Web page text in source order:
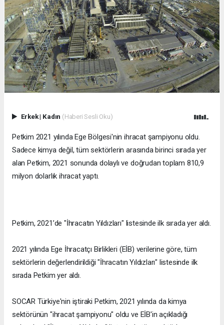
Erkek| Kadın (Haberi Sesli Oku)
Petkim 2021 yılında Ege Bölgesi'nin ihracat şampiyonu oldu.
Sadece kimya değil, tüm sektörlerin arasında birinci sırada yer
alan Petkim, 2021 sonunda dolaylı ve doğrudan toplam 810,9
milyon dolarlık ihracat yaptı.
Petkim, 2021’de "İhracatın Yıldızları" listesinde ilk sırada yer aldı.
2021 yılında Ege İhracatçı Birlikleri (EİB) verilerine göre, tüm
sektörlerin değerlendirildiği "İhracatın Yıldızları" listesinde ilk
sırada Petkim yer aldı.
SOCAR Türkiye'nin iştiraki Petkim, 2021 yılında da kimya
sektörünün "ihracat şampiyonu" oldu ve EİB'in açıkladığı